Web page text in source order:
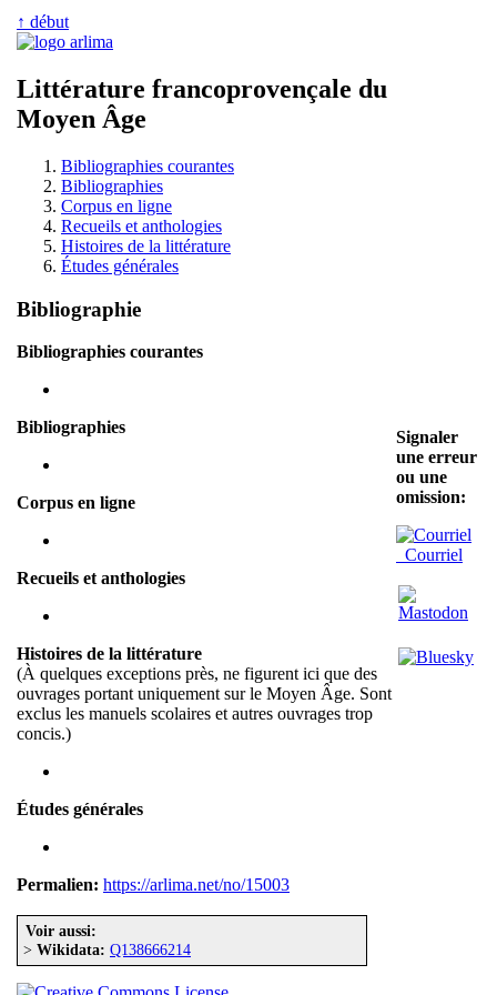
↑ début
Littérature francoprovençale du
Moyen Âge
Bibliographies courantes
Bibliographies
Corpus en ligne
Recueils et anthologies
Histoires de la littérature
Études générales
Bibliographie
Bibliographies courantes
Bibliographies
Corpus en ligne
Recueils et anthologies
Histoires de la littérature
(À quelques exceptions près, ne figurent ici que des
ouvrages portant uniquement sur le Moyen Âge. Sont
exclus les manuels scolaires et autres ouvrages trop
concis.)
Études générales
Permalien: https://arlima.net/no/15003
Voir aussi:
> Wikidata: Q138666214
Signaler
une erreur
ou une
omission:
Courriel